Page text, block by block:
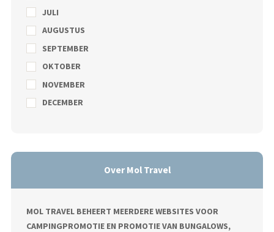
JULI
AUGUSTUS
SEPTEMBER
OKTOBER
NOVEMBER
DECEMBER
Over Mol Travel
MOL TRAVEL BEHEERT MEERDERE WEBSITES VOOR
CAMPINGPROMOTIE EN PROMOTIE VAN BUNGALOWS,